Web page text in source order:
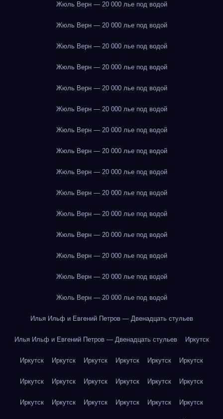
Жюль Верн — 20 000 лье под водой
Жюль Верн — 20 000 лье под водой
Жюль Верн — 20 000 лье под водой
Жюль Верн — 20 000 лье под водой
Жюль Верн — 20 000 лье под водой
Жюль Верн — 20 000 лье под водой
Жюль Верн — 20 000 лье под водой
Жюль Верн — 20 000 лье под водой
Жюль Верн — 20 000 лье под водой
Жюль Верн — 20 000 лье под водой
Жюль Верн — 20 000 лье под водой
Жюль Верн — 20 000 лье под водой
Жюль Верн — 20 000 лье под водой
Жюль Верн — 20 000 лье под водой
Жюль Верн — 20 000 лье под водой
Илья Ильф и Евгений Петров — Двенадцать стульев
Илья Ильф и Евгений Петров — Двенадцать стульев Иркутск
Иркутск Иркутск Иркутск Иркутск Иркутск Иркутск
Иркутск Иркутск Иркутск Иркутск Иркутск Иркутск
Иркутск Иркутск Иркутск Иркутск Иркутск Иркутск